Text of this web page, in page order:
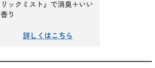
リックミスト』で消臭＋いい
香り